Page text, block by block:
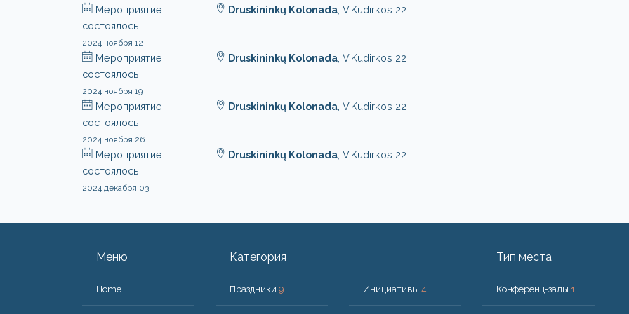
Мероприятие
состоялось:
2024 ноября 12
Druskininkų Kolonada, V.Kudirkos 22
Мероприятие
состоялось:
2024 ноября 19
Druskininkų Kolonada, V.Kudirkos 22
Мероприятие
состоялось:
2024 ноября 26
Druskininkų Kolonada, V.Kudirkos 22
Мероприятие
состоялось:
2024 декабря 03
Druskininkų Kolonada, V.Kudirkos 22
Меню
Home
Категория
Праздники 9 Инициативы 4
Тип места
Конференц-залы 1